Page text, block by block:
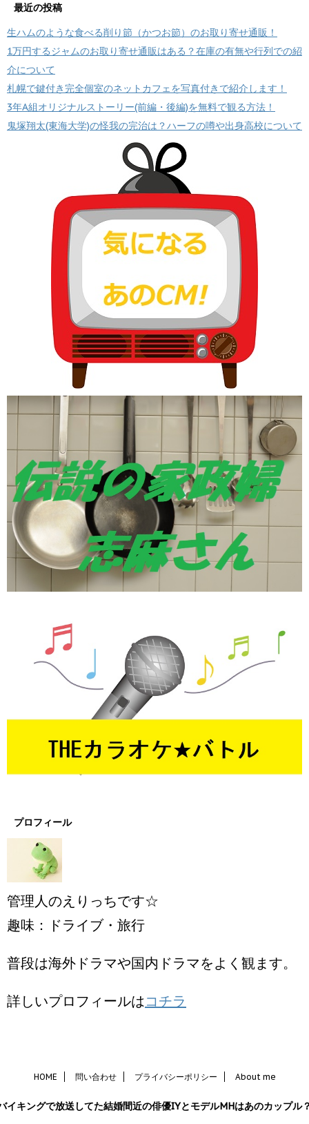
最近の投稿
生ハムのような食べる削り節（かつお節）のお取り寄せ通販！
1万円するジャムのお取り寄せ通販はある？在庫の有無や行列での紹
介について
札幌で鍵付き完全個室のネットカフェを写真付きで紹介します！
3年A組オリジナルストーリー(前編・後編)を無料で観る方法！
鬼塚翔太(東海大学)の怪我の完治は？ハーフの噂や出身高校について
プロフィール
管理人のえりっちです☆
趣味：ドライブ・旅行
普段は海外ドラマや国内ドラマをよく観ます。
詳しいプロフィールはコチラ
HOME 問い合わせ プライバシーポリシー About me
イキングで放送してた結婚間近の俳優IYとモデルMHはあのカップル